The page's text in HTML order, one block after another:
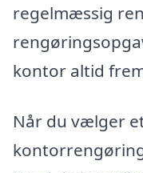
regelmæssig
kontor altid
Når du vælger